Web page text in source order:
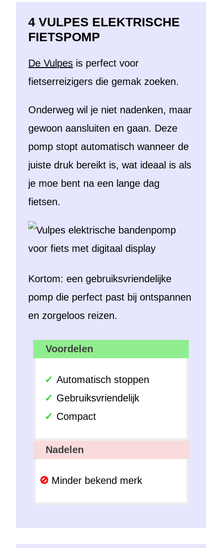
4 VULPES ELEKTRISCHE
FIETSPOMP
De Vulpes is perfect voor
fietserreizigers die gemak zoeken.
Onderweg wil je niet nadenken, maar
gewoon aansluiten en gaan. Deze
pomp stopt automatisch wanneer de
juiste druk bereikt is, wat ideaal is als
je moe bent na een lange dag
fietsen.
Kortom: een gebruiksvriendelijke
pomp die perfect past bij ontspannen
en zorgeloos reizen.
Voordelen
Automatisch stoppen
Gebruiksvriendelijk
Compact
Nadelen
Minder bekend merk